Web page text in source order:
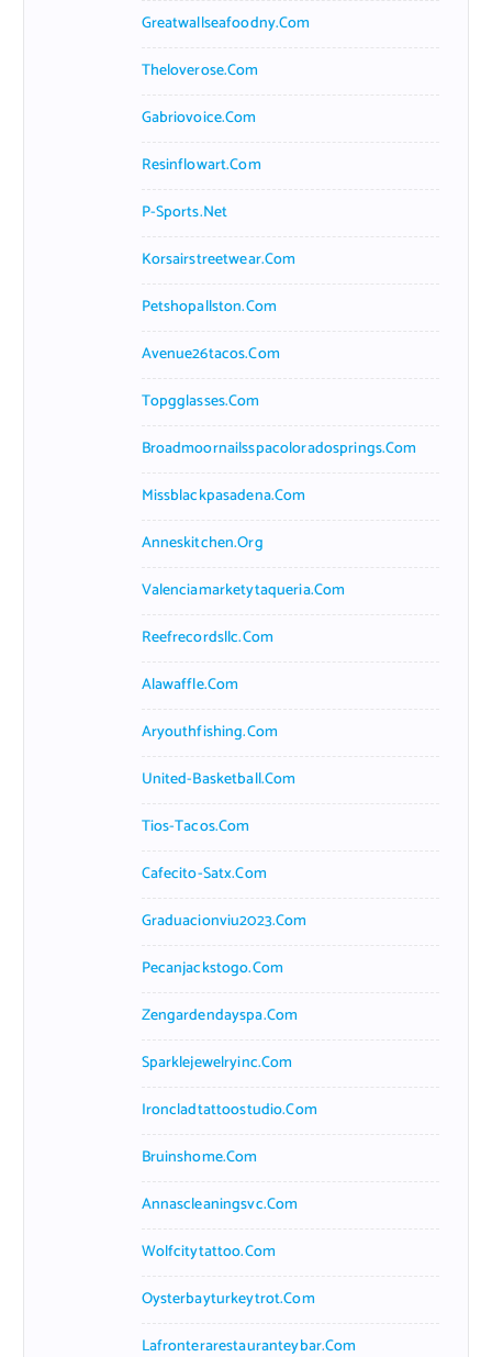
Greatwallseafoodny.com
Theloverose.com
Gabriovoice.com
Resinflowart.com
P-Sports.net
Korsairstreetwear.com
Petshopallston.com
Avenue26tacos.com
Topgglasses.com
Broadmoornailsspacoloradosprings.com
Missblackpasadena.com
Anneskitchen.org
Valenciamarketytaqueria.com
Reefrecordsllc.com
Alawaffle.com
Aryouthfishing.com
United-Basketball.com
Tios-Tacos.com
Cafecito-Satx.com
Graduacionviu2023.com
Pecanjackstogo.com
Zengardendayspa.com
Sparklejewelryinc.com
Ironcladtattoostudio.com
Bruinshome.com
Annascleaningsvc.com
Wolfcitytattoo.com
Oysterbayturkeytrot.com
Lafronterarestauranteybar.com